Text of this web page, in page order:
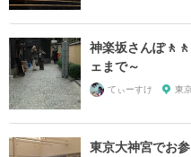
神楽坂さんぽ
ェまで～
てぃーすけ 東
東京大神宮でお